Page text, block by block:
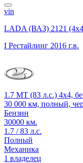
vin
LADA (ВАЗ) 2121
I Рестайлинг 2016 г.в.
1.7 MT (83 л.с.) 4x4,
30 000 км, полный,
Бензин
30000 км.
1.7 / 83 л.с.
Полный
Механика
1 владелец